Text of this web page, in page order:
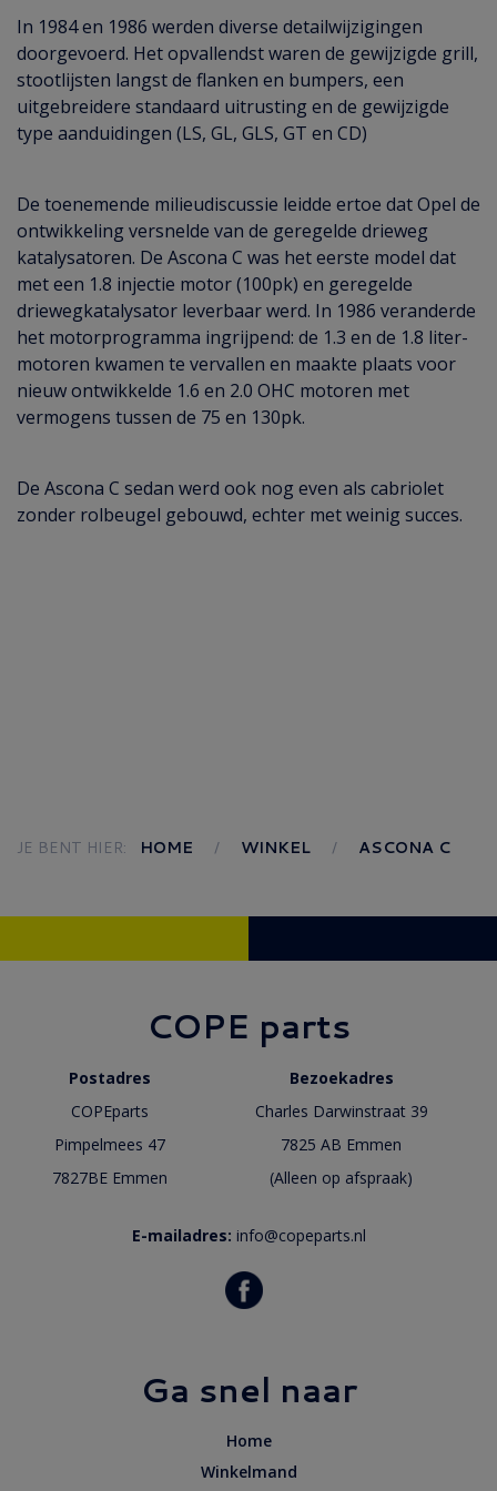
In 1984 en 1986 werden diverse detailwijzigingen
doorgevoerd. Het opvallendst waren de gewijzigde grill,
stootlijsten langst de flanken en bumpers, een
uitgebreidere standaard uitrusting en de gewijzigde
type aanduidingen (LS, GL, GLS, GT en CD)
De toenemende milieudiscussie leidde ertoe dat Opel de
ontwikkeling versnelde van de geregelde drieweg
katalysatoren. De Ascona C was het eerste model dat
met een 1.8 injectie motor (100pk) en geregelde
driewegkatalysator leverbaar werd. In 1986 veranderde
het motorprogramma ingrijpend: de 1.3 en de 1.8 liter-
motoren kwamen te vervallen en maakte plaats voor
nieuw ontwikkelde 1.6 en 2.0 OHC motoren met
vermogens tussen de 75 en 130pk.
De Ascona C sedan werd ook nog even als cabriolet
zonder rolbeugel gebouwd, echter met weinig succes.
JE BENT HIER: HOME WINKEL ASCONA C
COPE parts
Postadres
Bezoekadres
COPEparts
Charles Darwinstraat 39
Pimpelmees 47
7825 AB Emmen
7827BE Emmen
(Alleen op afspraak)
E-mailadres: info@copeparts.nl
Ga snel naar
Home
Winkelmand